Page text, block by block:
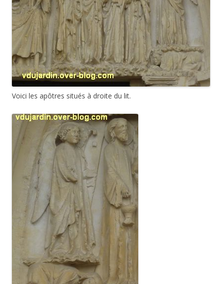
Voici les apôtres situés à droite du lit.